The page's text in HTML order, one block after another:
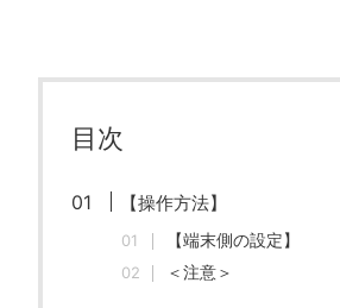
目次
【操作方法】
【端末側の設定】
＜注意＞